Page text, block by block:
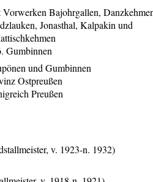
Bajohrgallen,
Jonasthal, Kalpakin und
Gumbinnen
und Gumbinnen
Ostpreußen
Preußen
v. 1923-n. 1932)